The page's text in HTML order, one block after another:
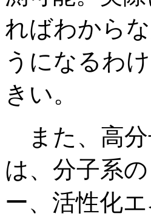
ればわから
うになるわ
きい。
また、高分
は、分子系
ー、活性化